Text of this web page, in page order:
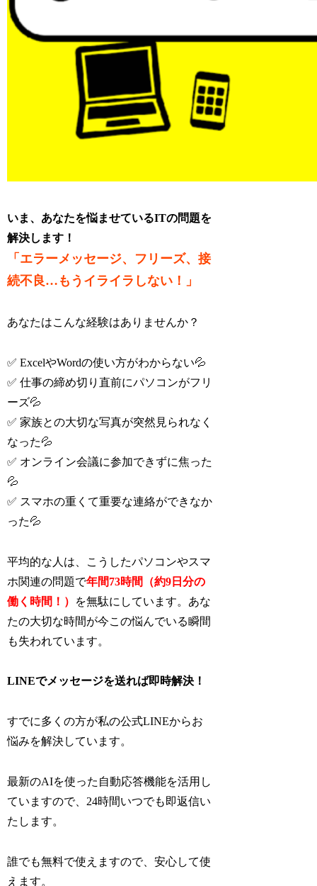
いま、あなたを悩ませているITの問題を
解決します！
「エラーメッセージ、フリーズ、接
続不良…もうイライラしない！」
あなたはこんな経験はありませんか？
✅ ExcelやWordの使い方がわからない💦
✅ 仕事の締め切り直前にパソコンがフリ
ーズ💦
✅ 家族との大切な写真が突然見られなく
なった💦
✅ オンライン会議に参加できずに焦った
💦
✅ スマホの重くて重要な連絡ができなか
った💦
平均的な人は、こうしたパソコンやスマ
ホ関連の問題で年間73時間（約9日分の
働く時間！）
を無駄にしています。あな
たの大切な時間が今この悩んでいる瞬間
も失われています。
LINEでメッセージを送れば即時解決！
すでに多くの方が私の公式LINEからお
悩みを解決しています。
最新のAIを使った自動応答機能を活用し
ていますので、24時間いつでも即返信い
たします。
誰でも無料で使えますので、安心して使
えます。